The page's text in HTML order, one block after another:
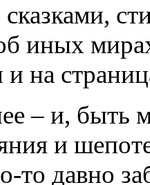
иных
и на
– и, быть
и
то давно